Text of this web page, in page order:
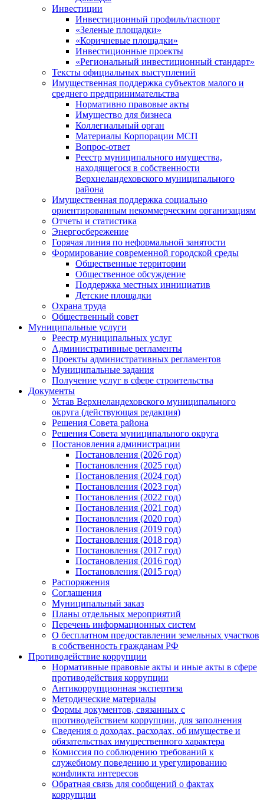
Инвестиции
Инвестиционный профиль/паспорт
«Зеленые площадки»
«Коричневые площадки»
Инвестиционные проекты
«Региональный инвестиционный стандарт»
Тексты официальных выступлений
Имущественная поддержка субъектов малого и
среднего предпринимательства
Нормативно правовые акты
Имущество для бизнеса
Коллегиальный орган
Материалы Корпорации МСП
Вопрос-ответ
Реестр муниципального имущества,
находящегося в собственности
Верхнеландеховского муниципального
района
Имущественная поддержка социально
ориентированным некоммерческим организациям
Отчеты и статистика
Энергосбережение
Горячая линия по неформальной занятости
Формирование современной городской среды
Общественные территории
Общественное обсуждение
Поддержка местных иннициатив
Детские площадки
Охрана труда
Общественный совет
Муниципальные услуги
Реестр муниципальных услуг
Административные регламенты
Проекты административных регламентов
Муниципальные задания
Получение услуг в сфере строительства
Документы
Устав Верхнеландеховского муниципального
округа (действующая редакция)
Решения Совета района
Решения Совета муниципального округа
Постановления администрации
Постановления (2026 год)
Постановления (2025 год)
Постановления (2024 год)
Постановления (2023 год)
Постановления (2022 год)
Постановления (2021 год)
Постановления (2020 год)
Постановления (2019 год)
Постановления (2018 год)
Постановления (2017 год)
Постановления (2016 год)
Постановления (2015 год)
Распоряжения
Соглашения
Муниципальный заказ
Планы отдельных мероприятий
Перечень информационных систем
О бесплатном предоставлении земельных участков
в собственность гражданам РФ
Противодействие коррупции
Нормативные правовые акты и иные акты в сфере
противодействия коррупции
Антикоррупционная экспертиза
Методические материалы
Формы документов, связанных с
противодействием коррупции, для заполнения
Сведения о доходах, расходах, об имуществе и
обязательствах имущественного характера
Комиссия по соблюдению требований к
служебному поведению и урегулированию
конфликта интересов
Обратная связь для сообщений о фактах
коррупции